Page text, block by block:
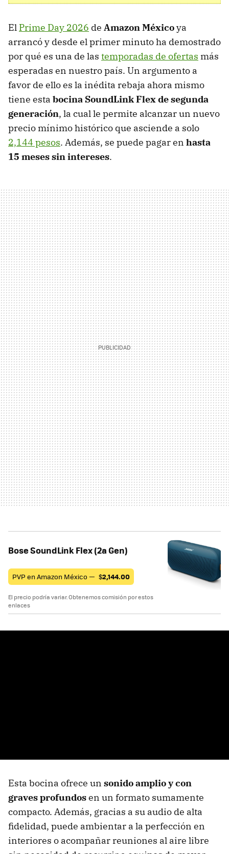
El Prime Day 2026 de Amazon Méxicoya
arrancó y desde el primer minuto ha demostrado
por qué es una de las temporadas de ofertas más
esperadas en nuestro país. Un argumento a
favor de ello es la inédita rebaja ahora mismo
tiene esta bocina SoundLink Flex de segunda
generación, la cual le permite alcanzar un nuevo
precio mínimo histórico que asciende a solo
2,144 pesos. Además, se puede pagar en hasta
15 meses sin intereses.
Bose SoundLink Flex (2a Gen)
PVP en Amazon México — $2,144.00
El precio podría variar. Obtenemos comisión por estos
enlaces
Esta bocina ofrece un sonido amplio y con
graves profundosen un formato sumamente
compacto. Además, gracias a su audio de alta
fidelidad, puede ambientar a la perfección en
interiores o acompañar reuniones al aire libre